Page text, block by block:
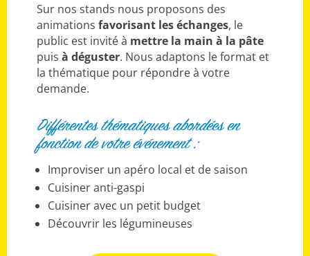
Sur nos stands nous proposons des
animations favorisant les échanges, le
public est invité à mettre la main à la pâte
puis à déguster. Nous adaptons le format et
la thématique pour répondre à votre
demande.
Différentes thématiques abordées en
fonction de votre événement :
Improviser un apéro local et de saison
Cuisiner anti-gaspi
Cuisiner avec un petit budget
Découvrir les légumineuses